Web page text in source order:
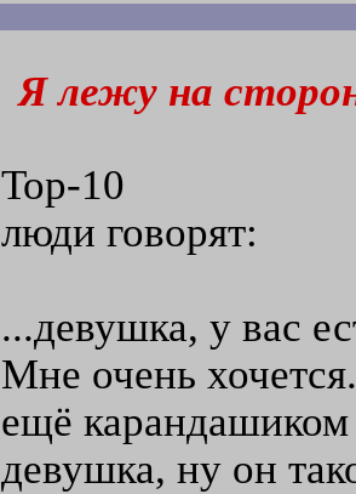
Я лежу на
Тор-10
люди говорят:
...девушка, у вас
Мне очень
ещё
девушка, ну он